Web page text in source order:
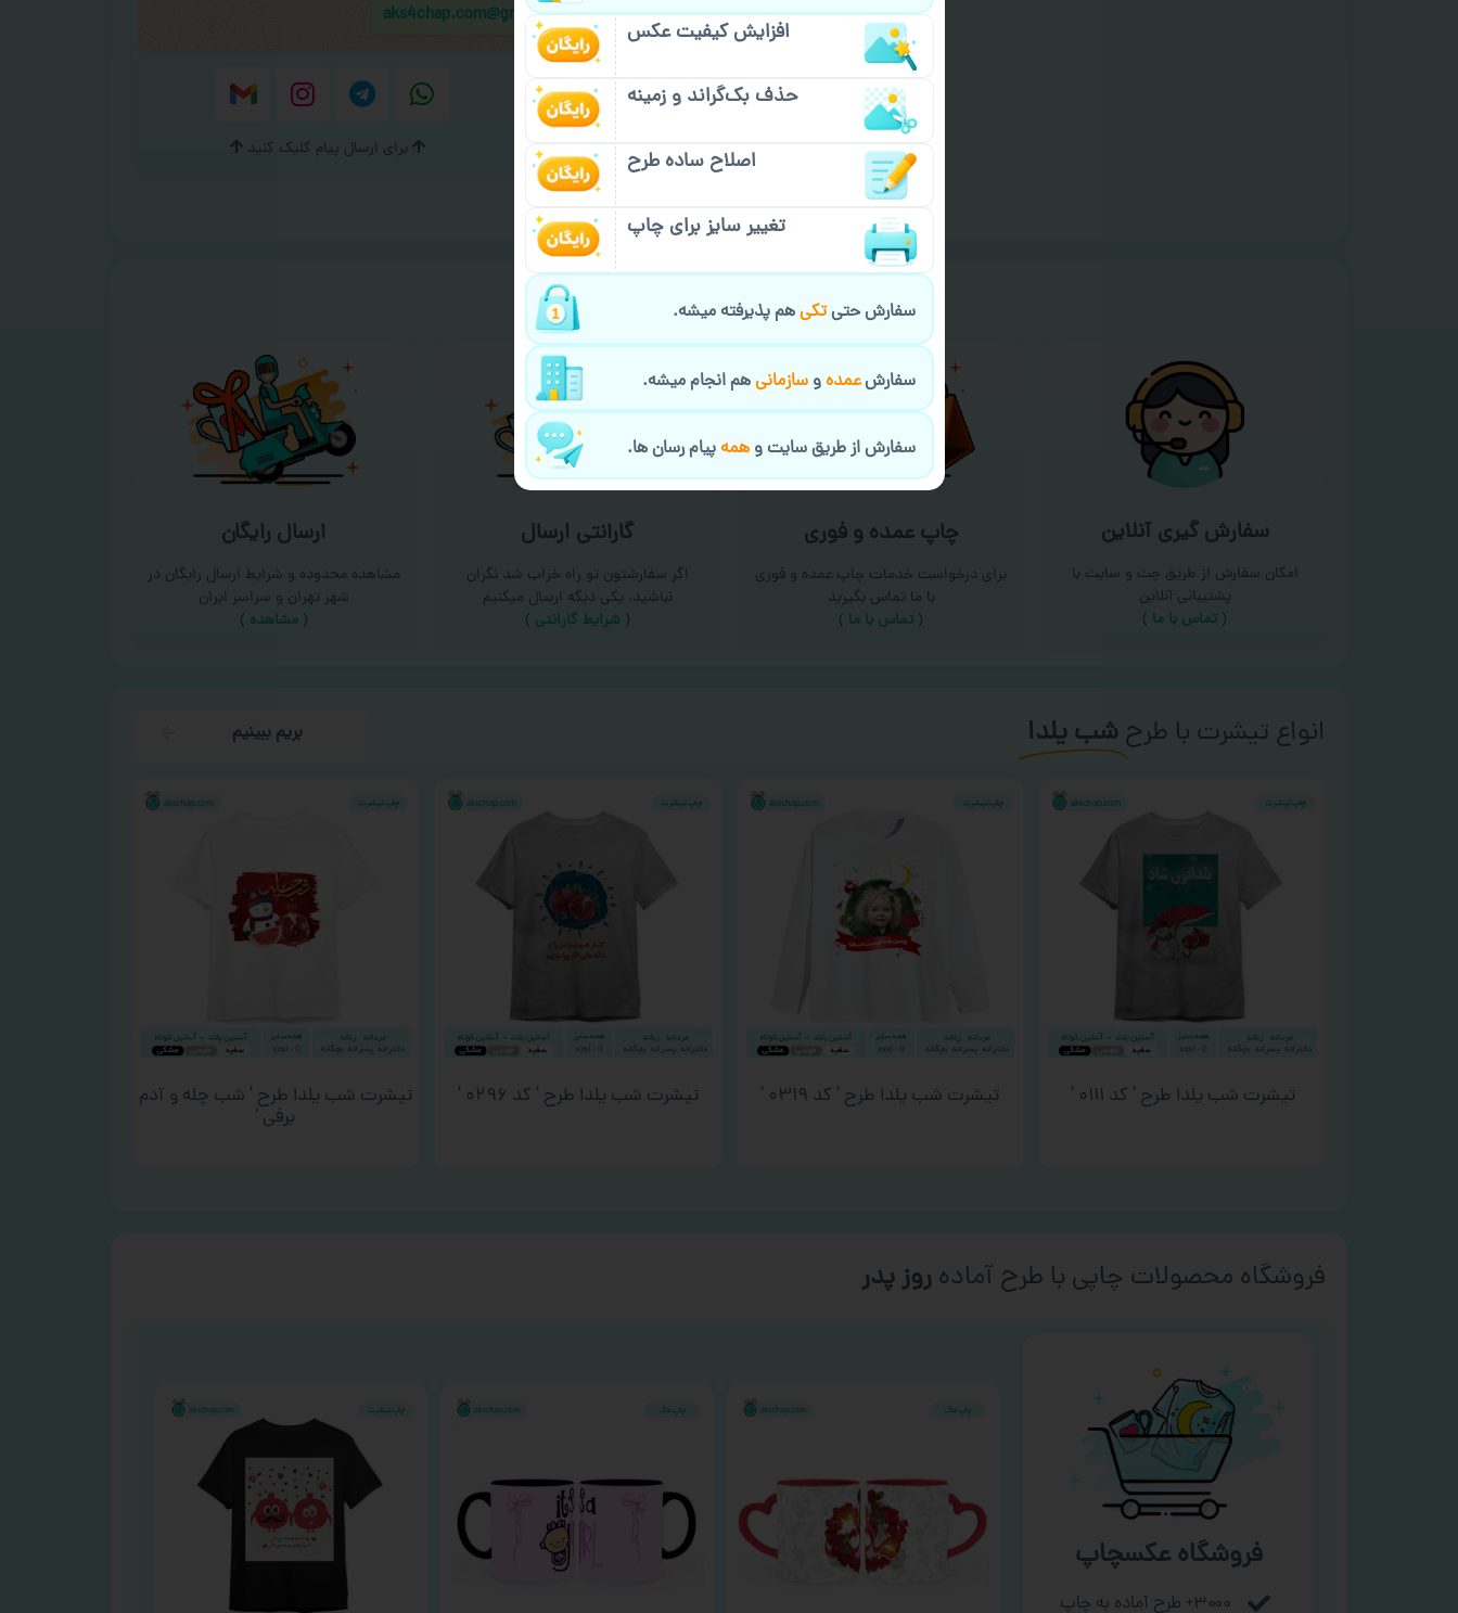
ایمیل جهت ثبت یا پیگیری سفارش:aks4chap.com@gmail.com
برای ارسال پیام کلیک کنید
خیالت راحت از سفارش گیری
سفارش گیری آنلاین
امکان سفارش از طریق چت و سایت با
پشتیبانی آنلاین
( تماس با ما‌ )
چاپ عمده و فوری
برای درخواست خدمات چاپ عمده و فوری
با ما تماس بگیرید
( تماس با ما )
گارانتی ارسال
اگر سفارشتون تو راه خراب شد نگران
نباشید، یکی دیگه ارسال میکنیم
( شرایط گارانتی )
ارسال رایگان
مشاهده محدوده و شرایط ارسال رایگان در
شهر تهران و سراسر ایران
(مشاهده )
انواع تیشرت با طرحشب یلدا بریم ببینیم
تیشرت شب یلدا طرح ‘ کد ۰۱۱۱ ‘ تیشرت شب یلدا طرح ‘ کد ۰۳۱۹ ‘ تیشرت شب یلدا طرح ‘ کد ۰۲۹۶ ‘ تیشرت شب یلدا طرح ‘ شب چله و آدم
برفی ‘
فروشگاه محصولات چاپی با طرح آمادهروز پدر
فروشگاه عکسچاپ
۳۰۰۰+ طرح آماده به چاپ
افزایش کیفیت عکس
حذف بک‌گراند و زمینه
اصلاح ساده طرح
تغییر سایز برای چاپ
سفارش حتیتکیهم پذیرفته میشه.
سفارشعمدهوسازمانیهم انجام میشه.
سفارش از طریق سایت وهمهپیام رسان ها.